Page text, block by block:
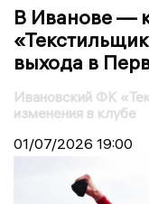
В Иванове —
выхода в
Ивановский ФК
изменения в клубе
01/07/2026 19:00